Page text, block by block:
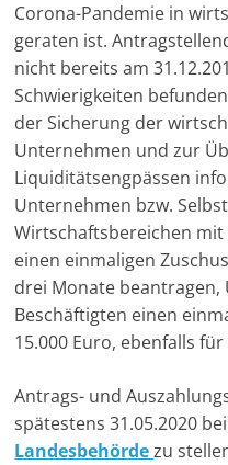
Corona-Pandemie in
geraten ist.
nicht bereits am
Schwierigkeiten
der Sicherung der
Unternehmen und zur
Liquiditätsengpässen
Unternehmen bzw.
Wirtschaftsbereichen
einen einmaligen
drei Monate
Beschäftigten einen
15.000 Euro, ebenfalls
Antrags- und
spätestens 31.05.2020
Landesbehördezu